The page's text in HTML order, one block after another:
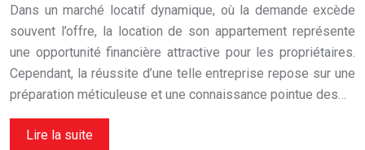
Dans un marché locatif dynamique, où la demande excède
souvent l’offre, la location de son appartement représente
une opportunité financière attractive pour les propriétaires.
Cependant, la réussite d’une telle entreprise repose sur une
préparation méticuleuse et une connaissance pointue des…
Lire la suite